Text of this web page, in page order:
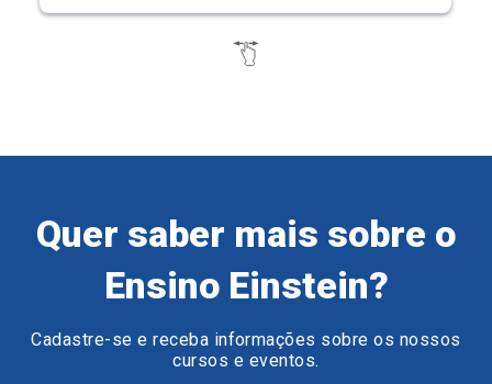
Quer saber mais sobre o
Ensino Einstein?
Cadastre-se e receba informações sobre os nossos
cursos e eventos.